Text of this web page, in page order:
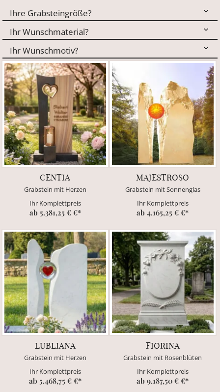
CENTIA
Grabstein mit Herzen
Ihr Komplettpreis
ab 5.381,25 € €*
MAJESTROSO
Grabstein mit Sonnenglas
Ihr Komplettpreis
ab 4.165,25 € €*
LUBLIANA
Grabstein mit Herzen
Ihr Komplettpreis
ab 5.468,75 € €*
FIORINA
Grabstein mit Rosenblüten
Ihr Komplettpreis
ab 9.187,50 € €*